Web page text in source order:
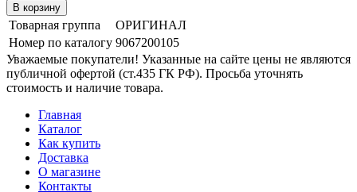
Товарная группа
ОРИГИНАЛ
Номер по каталогу 9067200105
Уважаемые покупатели! Указанные на сайте цены не являются
публичной офертой (ст.435 ГК РФ). Просьба уточнять
стоимость и наличие товара.
Главная
Каталог
Как купить
Доставка
О магазине
Контакты